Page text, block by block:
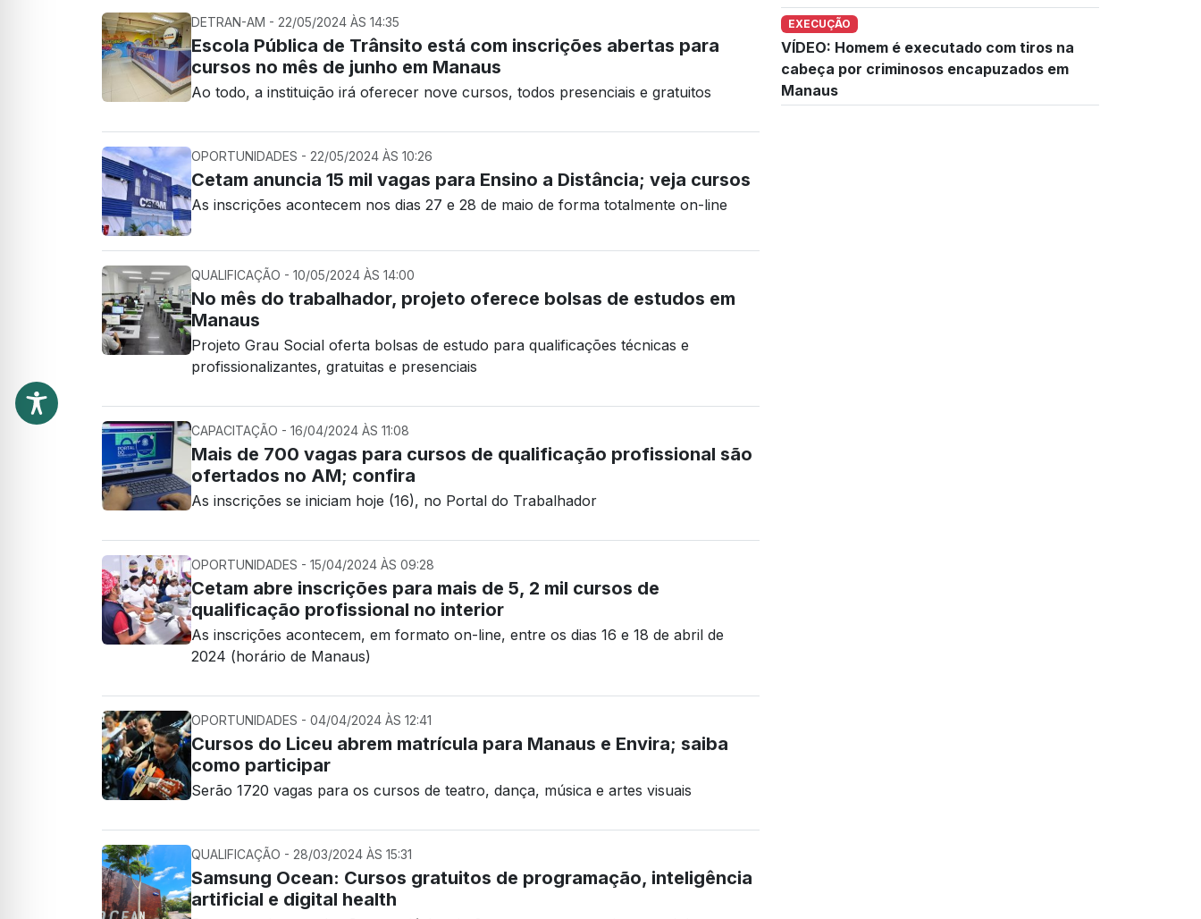
DETRAN-AM - 22/05/2024 ÀS 14:35
Escola Pública de Trânsito está com inscrições abertas para
cursos no mês de junho em Manaus
Ao todo, a instituição irá oferecer nove cursos, todos presenciais e gratuitos
OPORTUNIDADES - 22/05/2024 ÀS 10:26
Cetam anuncia 15 mil vagas para Ensino a Distância; veja cursos
As inscrições acontecem nos dias 27 e 28 de maio de forma totalmente on-line
QUALIFICAÇÃO - 10/05/2024 ÀS 14:00
No mês do trabalhador, projeto oferece bolsas de estudos em
Manaus
Projeto Grau Social oferta bolsas de estudo para qualificações técnicas e
profissionalizantes, gratuitas e presenciais
CAPACITAÇÃO - 16/04/2024 ÀS 11:08
Mais de 700 vagas para cursos de qualificação profissional são
ofertados no AM; confira
As inscrições se iniciam hoje (16), no Portal do Trabalhador
OPORTUNIDADES - 15/04/2024 ÀS 09:28
Cetam abre inscrições para mais de 5, 2 mil cursos de
qualificação profissional no interior
As inscrições acontecem, em formato on-line, entre os dias 16 e 18 de abril de
2024 (horário de Manaus)
OPORTUNIDADES - 04/04/2024 ÀS 12:41
Cursos do Liceu abrem matrícula para Manaus e Envira; saiba
como participar
Serão 1720 vagas para os cursos de teatro, dança, música e artes visuais
QUALIFICAÇÃO - 28/03/2024 ÀS 15:31
Samsung Ocean: Cursos gratuitos de programação, inteligência
artificial e digital health
EXECUÇÃO
VÍDEO: Homem é executado com tiros na
cabeça por criminosos encapuzados em
Manaus